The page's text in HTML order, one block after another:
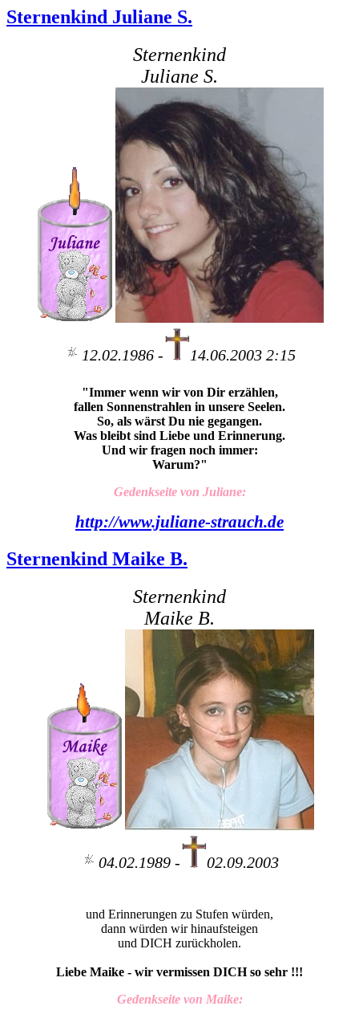
Sternenkind Juliane S.
Sternenkind
Juliane S.
12.02.1986 - 14.06.2003 2:15
"Immer wenn wir von Dir erzählen,
fallen Sonnenstrahlen in unsere Seelen.
So, als wärst Du nie gegangen.
Was bleibt sind Liebe und Erinnerung.
Und wir fragen noch immer:
Warum?"
Gedenkseite von Juliane:
http://www.juliane-strauch.de
Sternenkind Maike B.
Sternenkind
Maike B.
04.02.1989 - 02.09.2003
und Erinnerungen zu Stufen würden,
dann würden wir hinaufsteigen
und DICH zurückholen.
Liebe Maike - wir vermissen DICH so sehr !!!
Gedenkseite von Maike: